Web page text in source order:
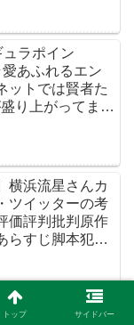
ュラポイン
あふれるエン
ットでは賢者た
り上がってま
ラ（機龍）も登
横浜流星さんカ
ツイッターの考
価評判批判原作
らすじ脚本犯人
には理由があっ
あって】「冷蔵
トップ サイドバー